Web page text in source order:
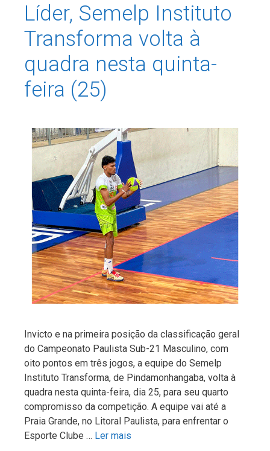
Líder, Semelp Instituto
Transforma volta à
quadra nesta quinta-
feira (25)
Invicto e na primeira posição da classificação geral
do Campeonato Paulista Sub-21 Masculino, com
oito pontos em três jogos, a equipe do Semelp
Instituto Transforma, de Pindamonhangaba, volta à
quadra nesta quinta-feira, dia 25, para seu quarto
compromisso da competição. A equipe vai até a
Praia Grande, no Litoral Paulista, para enfrentar o
Esporte Clube … Ler mais